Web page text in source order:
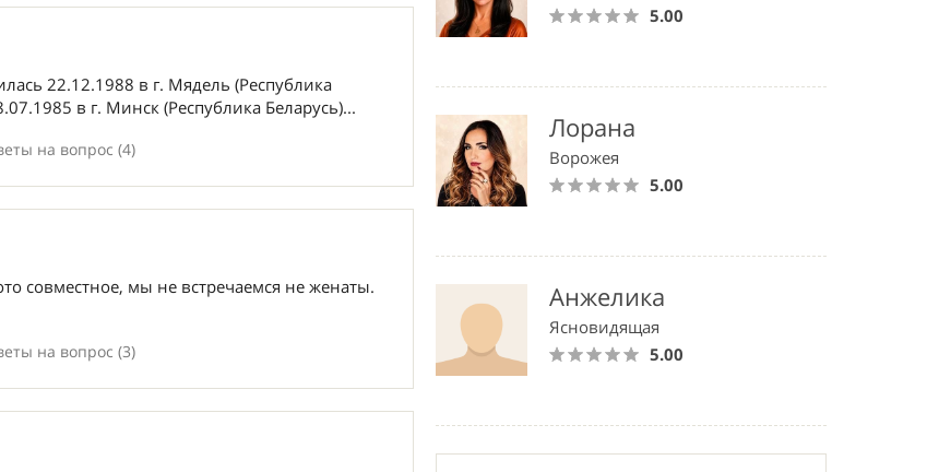
22.12.1988 в г. Мядель (Республика
в г. Минск (Республика Беларусь)...
на вопрос (4)
совместное, мы не встречаемся не женаты.
на вопрос (3)
5.00
Лорана
Ворожея
5.00
Анжелика
Ясновидящая
5.00